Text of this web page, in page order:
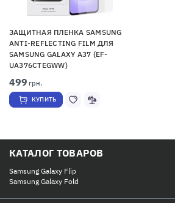
ЗАЩИТНАЯ ПЛЕНКА SAMSUNG
ANTI-REFLECTING FILM ДЛЯ
SAMSUNG GALAXY A37 (EF-
UA376CTEGWW)
499 грн.
КУПИТЬ
КАТАЛОГ ТОВАРОВ
Samsung Galaxy Flip
Samsung Galaxy Fold